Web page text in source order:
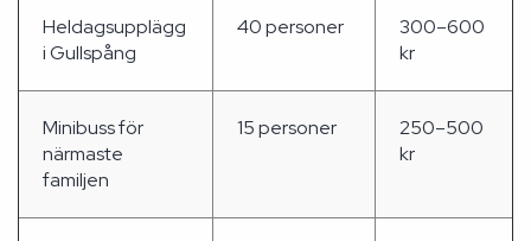
Heldagsupplägg
i Gullspång
40 personer
300–600
kr
Minibuss för
närmaste
familjen
15 personer
250–500
kr